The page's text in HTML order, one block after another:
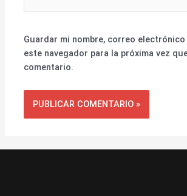
Guardar mi nombre, correo
este navegador para la próxima vez
comentario.